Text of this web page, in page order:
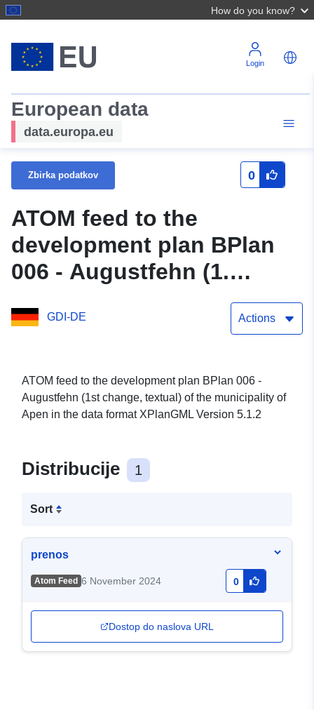
How do you know?
Login
European data
data.europa.eu
Zbirka podatkov 0
ATOM feed to the
development plan BPlan
006 - Augustfehn (1.
sprememba, besedilo)
občine Apen
GDI-DE Actions
ATOM feed to the development plan BPlan 006 -
Augustfehn (1st change, textual) of the municipality of
Apen in the data format XPlanGML Version 5.1.2
Distribucije 1
Sort
prenos
Atom Feed 6 November 2024 0
Dostop do naslova URL